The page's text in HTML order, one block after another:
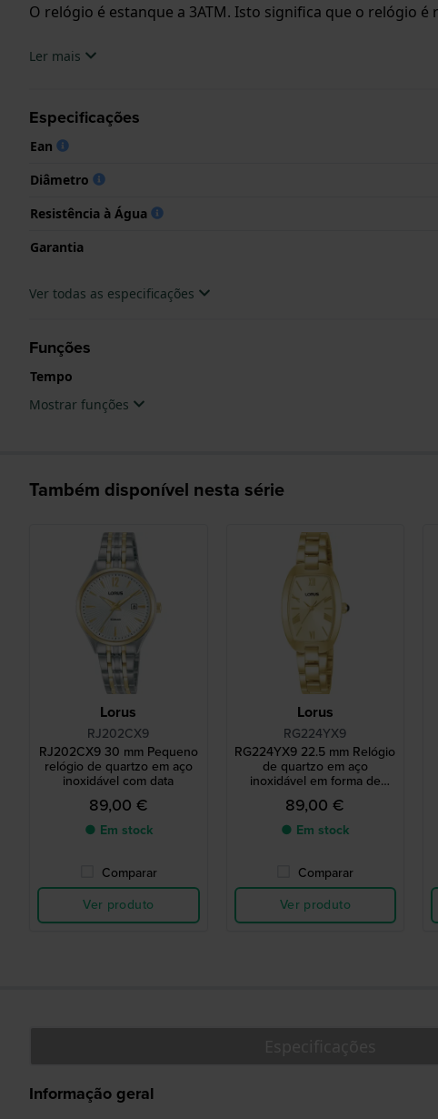
O relógio é estanque a 3ATM. Isto significa que o relógio
.Ler mais
Especificações
Ean
Diâmetro
Resistência à Água
Garantia
Ver todas as especificações
Funções
Tempo
Mostrar funções
Também disponível nesta série
Lorus
RJ202CX9
RJ202CX9 30 mm Pequeno
relógio de quartzo em aço
inoxidável com data
89,00 €
● Em stock
Comparar
Ver produto
Lorus
RG224YX9
RG224YX9 22.5 mm Relógio
de quartzo em aço
inoxidável em forma de
Tonneau
89,00 €
● Em stock
Comparar
Ver produto
Informação geral